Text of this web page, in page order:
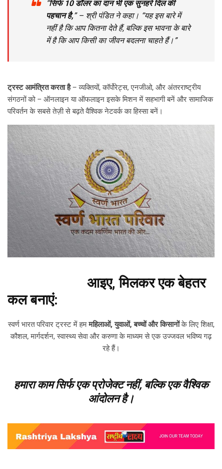
“सिर्फ 10 डॉलर का दान भी एक सुनहरे दिल की
पहचान है,” – श्री पंडित ने कहा। “यह इस बारे में
नहीं है कि आप कितना देते हैं, बल्कि इस भावना के बारे
में है कि आप किसी का जीवन बदलना चाहते हैं।”
ट्रस्ट आमंत्रित करता है– व्यक्तियों, कॉर्पोरेट्स, एनजीओ, और अंतरराष्ट्रीय
संगठनों को – ऑनलाइन या ऑफलाइन इसके मिशन में सहभागी बनें और सामाजिक
परिवर्तन के सबसे तेज़ी से बढ़ते वैश्विक नेटवर्क का हिस्सा बनें।
आइए, मिलकर एक बेहतर
कल बनाएं:
स्वर्ण भारत परिवार ट्रस्ट में हममहिलाओं, युवाओं, बच्चों और किसानोंके लिए शिक्षा,
कौशल, मार्गदर्शन, स्वास्थ्य सेवा और करुणा के माध्यम से एक उज्जवल भविष्य गढ़
रहे हैं।
हमारा काम सिर्फ एक प्रोजेक्ट नहीं, बल्कि एक वैश्विक
आंदोलन है।